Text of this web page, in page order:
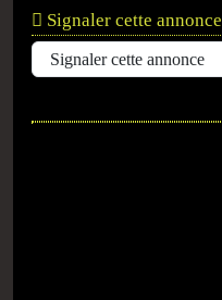
Signaler cette annonce